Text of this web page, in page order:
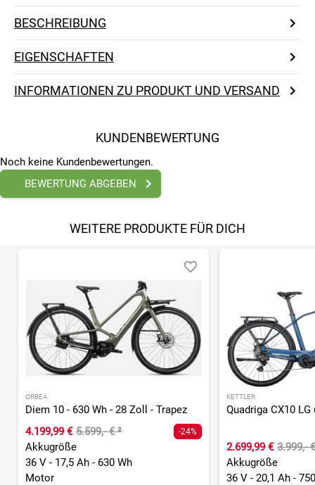
BESCHREIBUNG
EIGENSCHAFTEN
INFORMATIONEN ZU PRODUKT UND VERSAND
KUNDENBEWERTUNG
Noch keine Kundenbewertungen.
BEWERTUNG ABGEBEN
WEITERE PRODUKTE FÜR DICH
ORBEA
Diem 10 - 630 Wh - 28 Zoll - Trapez
4.199,99 € 5.599,- €² -24%
Akkugröße
36 V - 17,5 Ah - 630 Wh
Motor
KETTLER
2.699,99 € 3.999,-
Akkugröße
36 V - 20,1 Ah -